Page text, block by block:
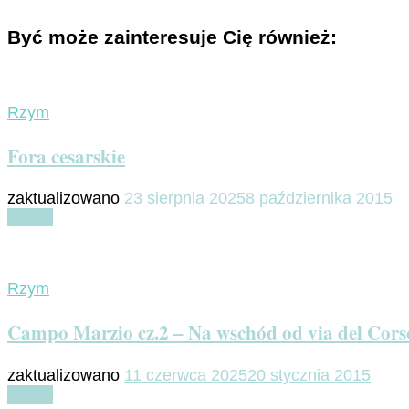
Być może zainteresuje Cię również:
Rzym
Fora cesarskie
zaktualizowano 23 sierpnia 20258 października 2015
Rzym
Campo Marzio cz.2 – Na wschód od via del
zaktualizowano 11 czerwca 202520 stycznia 2015